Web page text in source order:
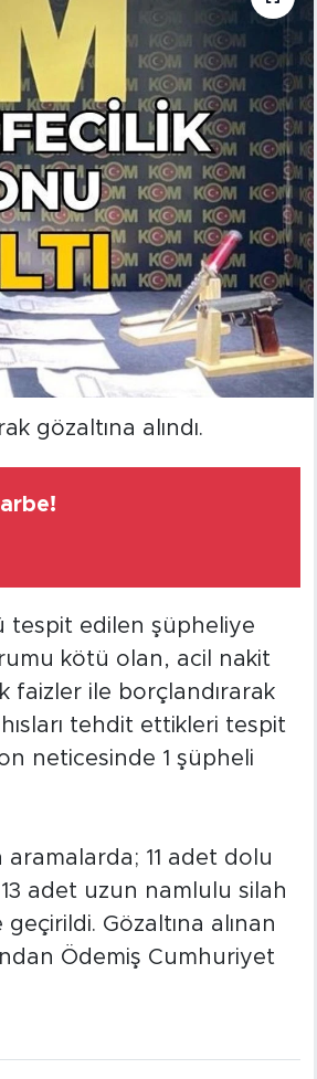
gözaltına alındı.
tespit edilen şüpheliye
kötü olan, acil nakit
faizler ile borçlandırarak
tehdit ettikleri tespit
neticesinde 1 şüpheli
11 adet dolu
adet uzun namlulu silah
Gözaltına alınan
Ödemiş Cumhuriyet